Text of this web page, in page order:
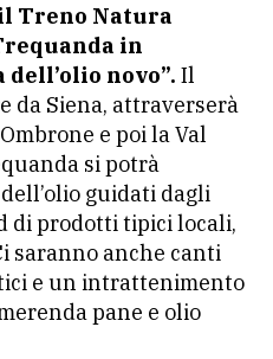
Treno Natura
in
dell’olio novo”. Il
da Siena, attraverserà
e poi la Val
si potrà
guidati dagli
di prodotti tipici locali,
saranno anche canti
e un intrattenimento
pane e olio